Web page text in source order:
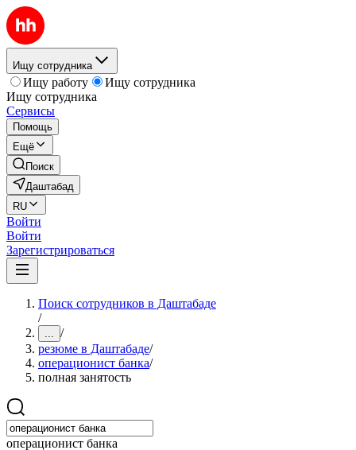
Ищу сотрудника
Ищу работу
Ищу сотрудника
Ищу сотрудника
Сервисы
Помощь
Ещё
Поиск
Даштабад
RU
Войти
Войти
Зарегистрироваться
Поиск сотрудников в Даштабаде
/
... /
резюме в Даштабаде/
операционист банка/
полная занятость
операционист банка